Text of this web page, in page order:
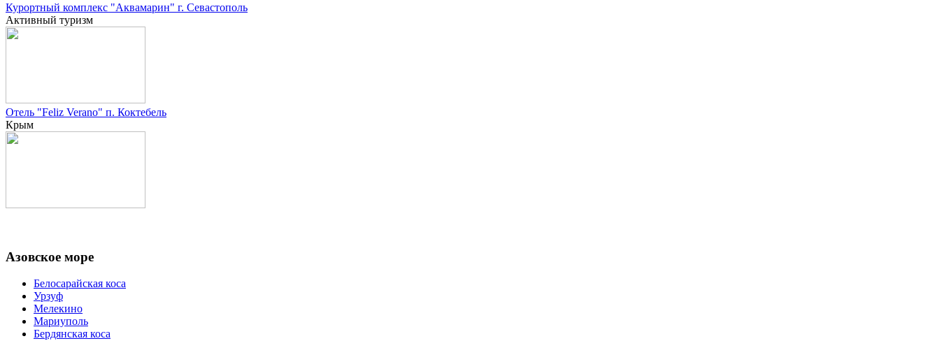
Курортный комплекс "Аквамарин" г. Севастополь
Активный туризм
Отель "Feliz Verano" п. Коктебель
Крым
Азовское море
Белосарайская коса
Урзуф
Мелекино
Мариуполь
Бердянская коса